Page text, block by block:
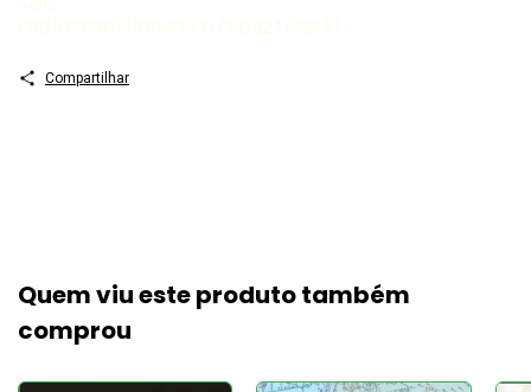
Compartilhar
Quem viu este produto também
comprou